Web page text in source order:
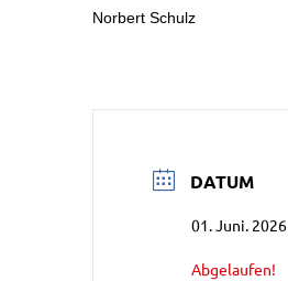
Norbert Schulz
DATUM
01. Juni. 2026
Abgelaufen!